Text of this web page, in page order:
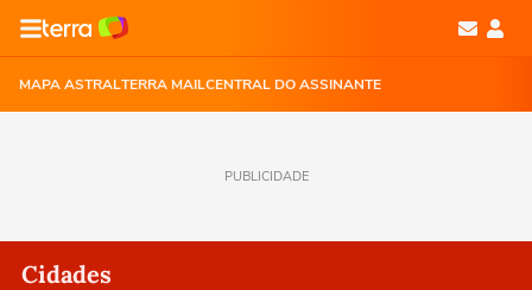
MAPA ASTRALTERRA MAILCENTRAL DO ASSINANTE
PUBLICIDADE
Cidades